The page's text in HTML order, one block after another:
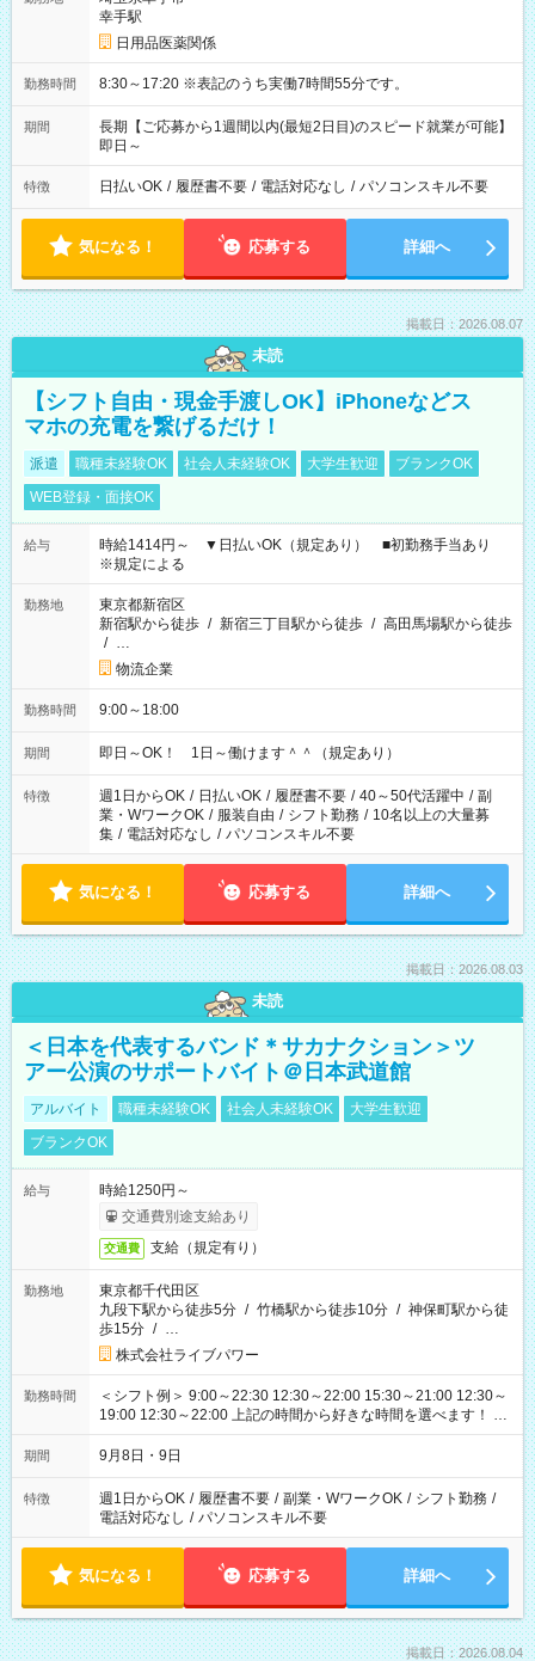
幸手駅
日用品医薬関係
勤務時間 8:30～17:20 ※表記のうち実働7時間55分です。
期間
長期【ご応募から1週間以内(最短2日目)のスピード就業が可能】
即日～
特徴 日払いOK / 履歴書不要 / 電話対応なし / パソコンスキル不要
気になる！ 応募する 詳細へ
掲載日：2026.08.07
未読
【シフト自由・現金手渡しOK】iPhoneなどス
マホの充電を繋げるだけ！
派遣 職種未経験OK 社会人未経験OK 大学生歓迎
ブランクOK
WEB登録・面接OK
給与
時給1414円～ ▼日払いOK（規定あり） ■初勤務手当あり
※規定による
勤務地
東京都新宿区
新宿駅から徒歩 / 新宿三丁目駅から徒歩 / 高田馬場駅から徒歩
/ …
物流企業
勤務時間 9:00～18:00
期間 即日～OK！ 1日～働けます＾＾（規定あり）
特徴 週1日からOK / 日払いOK / 履歴書不要 / 40～50代活躍中 / 副
業・WワークOK / 服装自由 / シフト勤務 / 10名以上の大量募
集 / 電話対応なし / パソコンスキル不要
気になる！ 応募する 詳細へ
掲載日：2026.08.03
未読
＜日本を代表するバンド＊サカナクション＞ツ
アー公演のサポートバイト＠日本武道館
アルバイト 職種未経験OK 社会人未経験OK
大学生歓迎
ブランクOK
給与
時給1250円～
交通費別途支給あり
交通費 支給（規定有り）
勤務地
東京都千代田区
九段下駅から徒歩5分 / 竹橋駅から徒歩10分 / 神保町駅から徒
歩15分 / …
株式会社ライブパワー
勤務時間
＜シフト例＞ 9:00～22:30 12:30～22:00 15:30～21:00 12:30～
19:00 12:30～22:00 上記の時間から好きな時間を選べます！ ※
時間は変更となる可能性があります
期間 9月8日・9日
特徴 週1日からOK / 履歴書不要 / 副業・WワークOK / シフト勤務 /
電話対応なし / パソコンスキル不要
気になる！ 応募する 詳細へ
掲載日：2026.08.04